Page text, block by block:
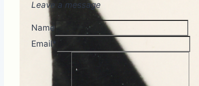
Leave a message
Name
Email*